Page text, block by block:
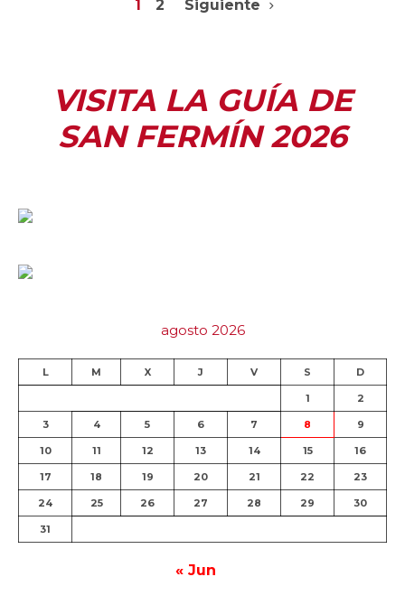
1 2 Siguiente
VISITA LA GUÍA DE
SAN FERMÍN 2026
agosto 2026
L M X J V S D
1 2
3 4 5 6 7 8 9
10 11 12 13 14 15 16
17 18 19 20 21 22 23
24 25 26 27 28 29 30
31
« Jun